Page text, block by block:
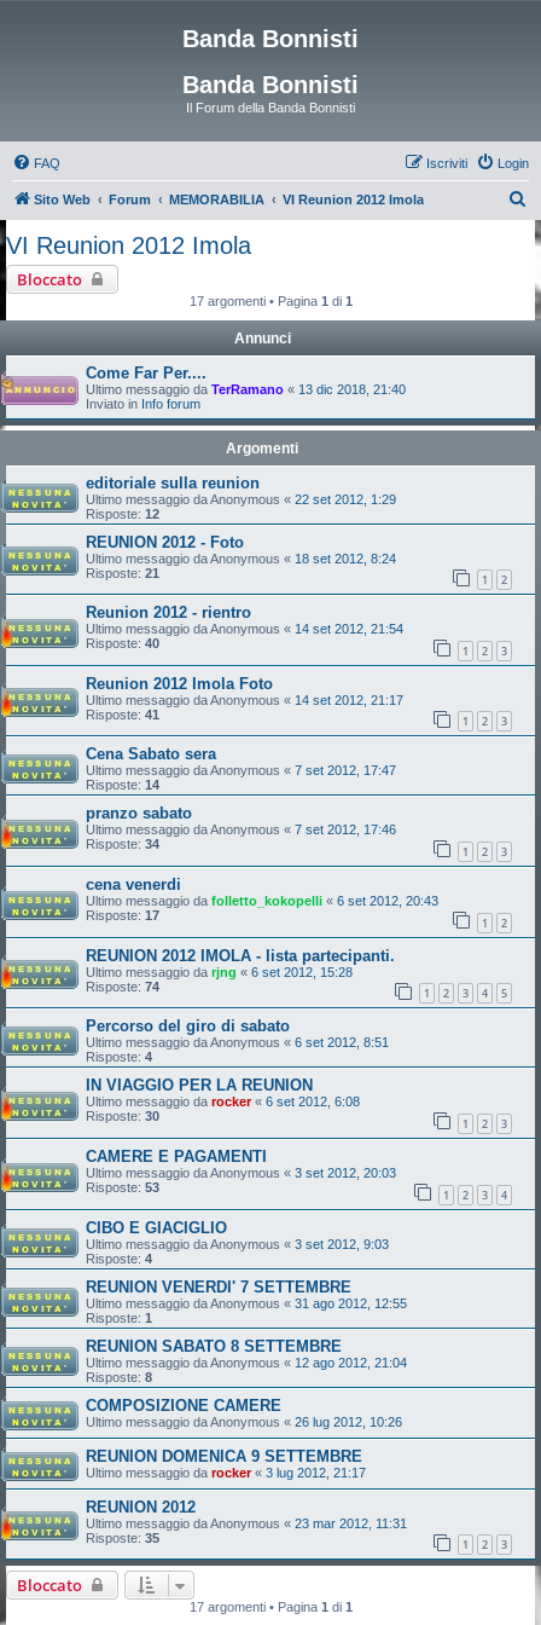
Banda Bonnisti
Banda Bonnisti
Il Forum della Banda Bonnisti
FAQ Login
Iscriviti
Sito Web Forum MEMORABILIA VI Reunion 2012 Imola
VI Reunion 2012 Imola
Bloccato
17 argomenti • Pagina 1 di 1
Annunci
Come Far Per....
Ultimo messaggio da TerRamano « 13 dic 2018, 21:40
Inviato in Info forum
Argomenti
editoriale sulla reunion
Ultimo messaggio daAnonymous « 22 set 2012, 1:29
Risposte: 12
REUNION 2012 - Foto
Ultimo messaggio daAnonymous « 18 set 2012, 8:24
Risposte: 21 1 2
Reunion 2012 - rientro
Ultimo messaggio daAnonymous « 14 set 2012, 21:54
Risposte: 40 1 2 3
Reunion 2012 Imola Foto
Ultimo messaggio daAnonymous « 14 set 2012, 21:17
Risposte: 41 1 2 3
Cena Sabato sera
Ultimo messaggio daAnonymous « 7 set 2012, 17:47
Risposte: 14
pranzo sabato
Ultimo messaggio daAnonymous « 7 set 2012, 17:46
Risposte: 34 1 2 3
cena venerdi
Ultimo messaggio da folletto_kokopelli « 6 set 2012, 20:43
Risposte: 17 1 2
REUNION 2012 IMOLA - lista partecipanti.
Ultimo messaggio da rjng « 6 set 2012, 15:28
Risposte: 74 1 2 3 4 5
Percorso del giro di sabato
Ultimo messaggio daAnonymous « 6 set 2012, 8:51
Risposte: 4
IN VIAGGIO PER LA REUNION
Ultimo messaggio da rocker« 6 set 2012, 6:08
Risposte: 30 1 2 3
CAMERE E PAGAMENTI
Ultimo messaggio daAnonymous « 3 set 2012, 20:03
Risposte: 53 1 2 3 4
CIBO E GIACIGLIO
Ultimo messaggio daAnonymous « 3 set 2012, 9:03
Risposte: 4
REUNION VENERDI' 7 SETTEMBRE
Ultimo messaggio daAnonymous « 31 ago 2012, 12:55
Risposte: 1
REUNION SABATO 8 SETTEMBRE
Ultimo messaggio daAnonymous « 12 ago 2012, 21:04
Risposte: 8
COMPOSIZIONE CAMERE
Ultimo messaggio daAnonymous « 26 lug 2012, 10:26
REUNION DOMENICA 9 SETTEMBRE
Ultimo messaggio da rocker« 3 lug 2012, 21:17
REUNION 2012
Ultimo messaggio daAnonymous « 23 mar 2012, 11:31
Risposte: 35 1 2 3
Bloccato
17 argomenti • Pagina 1 di 1